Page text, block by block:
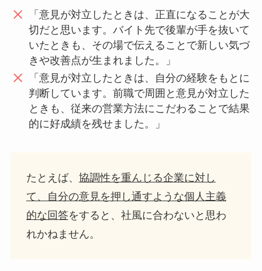
「意見が対立したときは、正直になることが大
切だと思います。バイト先で後輩が手を抜いて
いたときも、その場で伝えることで新しい気づ
きや改善点が生まれました。」
「意見が対立したときは、自分の経験をもとに
判断しています。前職で周囲と意見が対立した
ときも、従来の営業方法にこだわることで結果
的に好成績を残せました。」
たとえば、 協調性を重んじる企業に対し
て、自分の意見を押し通すような個人主義
的な回答をすると、社風に合わないと思わ
れかねません。